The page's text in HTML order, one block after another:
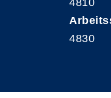
4810
4830